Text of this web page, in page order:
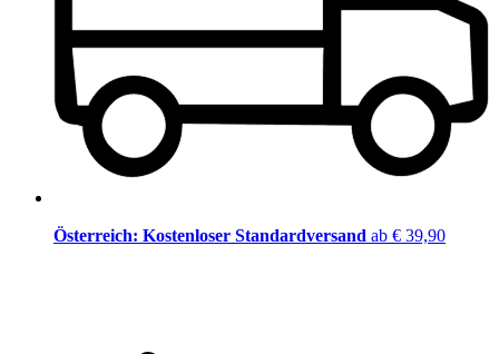
Österreich: Kostenloser Standardversand ab € 39,90